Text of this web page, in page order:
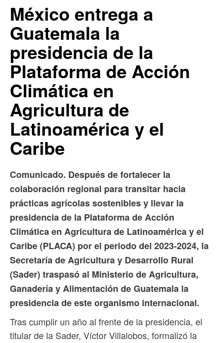
México entrega a
Guatemala la
presidencia de la
Plataforma de Acción
Climática en
Agricultura de
Latinoamérica y el
Caribe
Comunicado. Después de fortalecer la
colaboración regional para transitar hacia
prácticas agrícolas sostenibles y llevar la
presidencia de la Plataforma de Acción
Climática en Agricultura de Latinoamérica y el
Caribe (PLACA) por el periodo del 2023-2024, la
Secretaría de Agricultura y Desarrollo Rural
(Sader) traspasó al Ministerio de Agricultura,
Ganadería y Alimentación de Guatemala la
presidencia de este organismo internacional.
Tras cumplir un año al frente de la presidencia, el
titular de la Sader, Víctor Villalobos, formalizó la